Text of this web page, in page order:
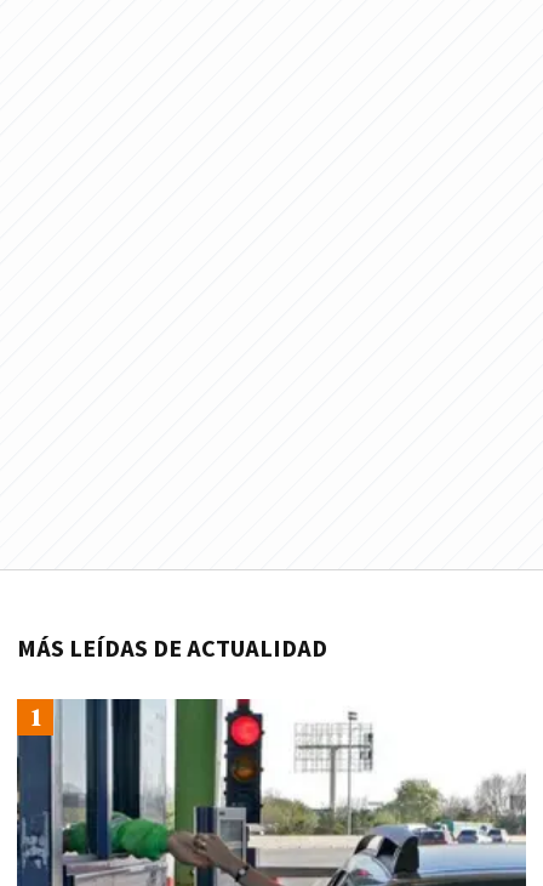
MÁS LEÍDAS DE ACTUALIDAD